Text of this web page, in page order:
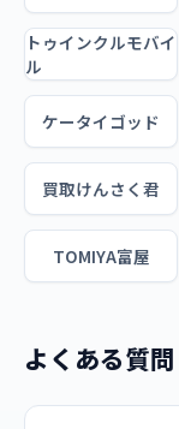
トゥインクルモバイ
ル
ケータイゴッド
買取けんさく君
TOMIYA富屋
よくある質問